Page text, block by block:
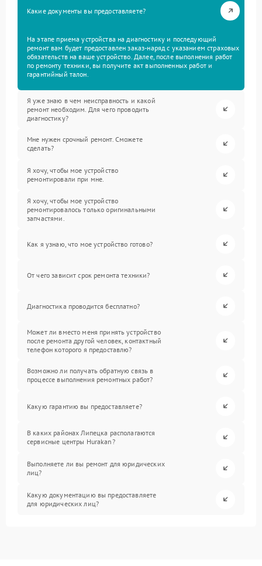
Какие документы вы предоставляете?
На этапе приема устройства на диагностику и последующий
ремонт вам будет предоставлен заказ-наряд с указанием страховых
обязательств на ваше устройство. Далее, после выполнения работ
по ремонту техники, вы получите акт выполненных работ и
гарантийный талон.
Я уже знаю в чем неисправность и какой
ремонт необходим. Для чего проводить
диагностику?
Мне нужен срочный ремонт. Сможете
сделать?
Я хочу, чтобы мое устройство
ремонтировали при мне.
Я хочу, чтобы мое устройство
ремонтировалось только оригинальными
запчастями.
Как я узнаю, что мое устройство готово?
От чего зависит срок ремонта техники?
Диагностика проводится бесплатно?
Может ли вместо меня принять устройство
после ремонта другой человек, контактный
телефон которого я предоставлю?
Возможно ли получать обратную связь в
процессе выполнения ремонтных работ?
Какую гарантию вы предоставляете?
В каких районах Липецка располагаются
сервисные центры Hurakan?
Выполняете ли вы ремонт для юридических
лиц?
Какую документацию вы предоставляете
для юридических лиц?